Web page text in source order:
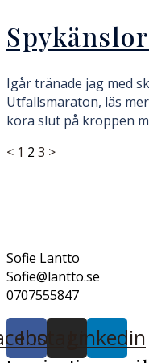
Igår tränade jag med
Utfallsmaraton, läs
köra slut på kroppen
Sidnumrering
< 1 2 3 >
Sofie Lantto
Sofie@lantto.se
0707555847
InstagramLinkedin